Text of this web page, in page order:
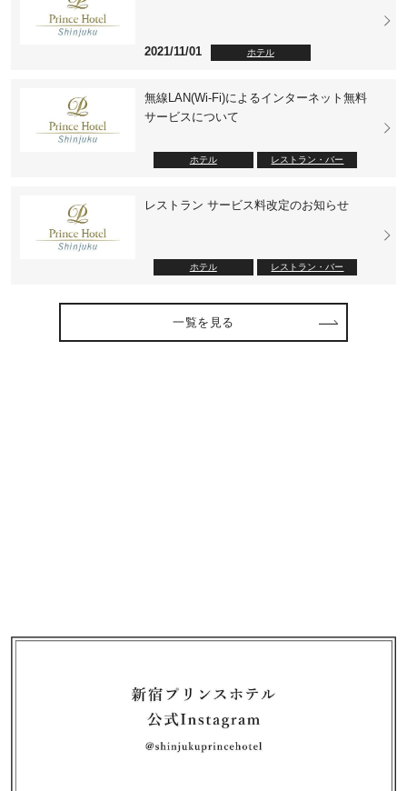
2021/11/01 ホテル
無線LAN(Wi-Fi)によるインターネット無料
サービスについて
ホテル レストラン・バー
レストラン サービス料改定のお知らせ
ホテル レストラン・バー
一覧を見る